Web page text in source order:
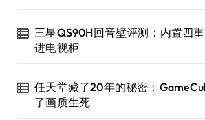
三星QS90H回音壁评测：内置四
进电视柜
任天堂藏了20年的秘密：
了画质生死